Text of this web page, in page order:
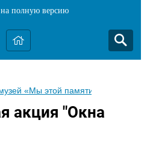
полную версию
«Мы этой памяти верны»
акция "Окна